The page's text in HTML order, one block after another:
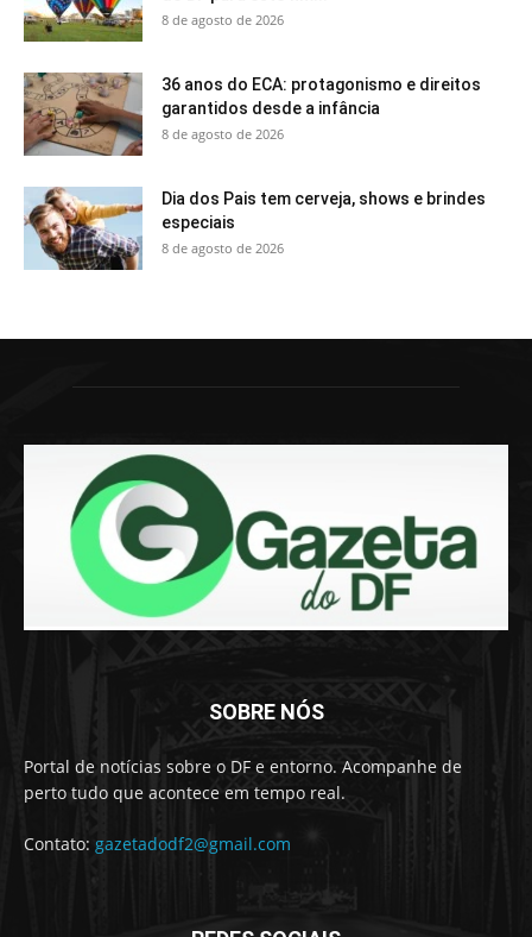
8 de agosto de 2026
36 anos do ECA: protagonismo e direitos
garantidos desde a infância
8 de agosto de 2026
Dia dos Pais tem cerveja, shows e brindes
especiais
8 de agosto de 2026
SOBRE NÓS
Portal de notícias sobre o DF e entorno. Acompanhe de
perto tudo que acontece em tempo real.
Contato: gazetadodf2@gmail.com